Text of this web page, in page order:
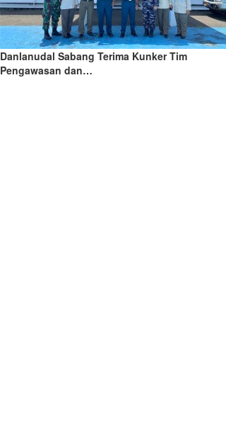
Danlanudal Sabang Terima Kunker Tim
Pengawasan dan…